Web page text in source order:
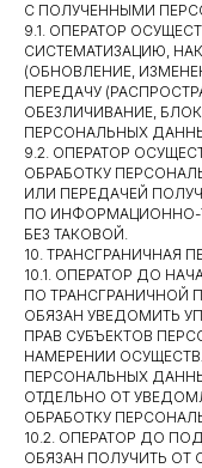
С ПОЛУЧЕННЫМИ
9.1. ОПЕРАТОР
СИСТЕМАТИЗАЦИЮ,
(ОБНОВЛЕНИЕ,
ПЕРЕДАЧУ
ОБЕЗЛИЧИВАНИЕ,
ПЕРСОНАЛЬНЫХ
9.2. ОПЕРАТОР
ОБРАБОТКУ
ИЛИ ПЕРЕДАЧЕЙ
ПО ИНФОРМАЦИОННО-
БЕЗ ТАКОВОЙ.
10. ТРАНСГРАНИЧНАЯ
10.1. ОПЕРАТОР ДО
ПО ТРАНСГРАНИЧНОЙ
ОБЯЗАН УВЕДОМИТЬ
ПРАВ СУБЪЕКТОВ
НАМЕРЕНИИ
ПЕРСОНАЛЬНЫХ
ОТДЕЛЬНО ОТ
ОБРАБОТКУ
10.2. ОПЕРАТОР ДО
ОБЯЗАН ПОЛУЧИТЬ ОТ